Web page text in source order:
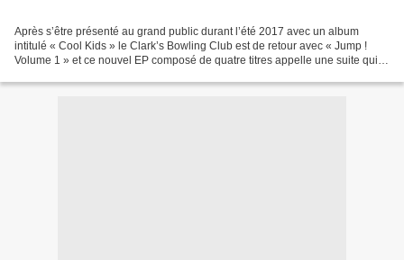
Après s’être présenté au grand public durant l’été 2017 avec un album
intitulé « Cool Kids » le Clark’s Bowling Club est de retour avec « Jump !
Volume 1 » et ce nouvel EP composé de quatre titres appelle une suite qui